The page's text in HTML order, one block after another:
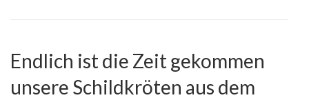
Endlich ist die Zeit gekommen
unsere Schildkröten aus dem